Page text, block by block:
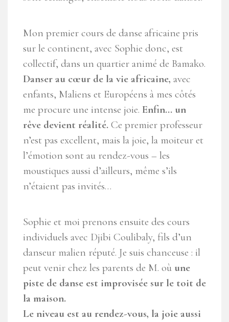
Mon premier cours de danse africaine pris
sur le continent, avec Sophie donc, est
collectif, dans un quartier animé de Bamako.
Danser au cœur de la vie africaine, avec
enfants, Maliens et Européens à mes côtés
me procure une intense joie. Enfin… un
rêve devient réalité. Ce premier professeur
n’est pas excellent, mais la joie, la moiteur et
l’émotion sont au rendez-vous – les
moustiques aussi d’ailleurs, même s’ils
n’étaient pas invités…
Sophie et moi prenons ensuite des cours
individuels avec Djibi Coulibaly, fils d’un
danseur malien réputé. Je suis chanceuse : il
peut venir chez les parents de M. où une
piste de danse est improvisée sur le toit de
la maison.
Le niveau est au rendez-vous, la joie aussi